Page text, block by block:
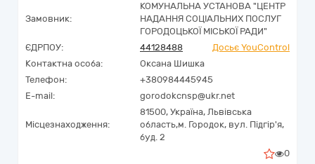
Замовник:
КОМУНАЛЬНА УСТАНОВА "ЦЕНТР
НАДАННЯ СОЦІАЛЬНИХ ПОСЛУГ
ГОРОДОЦЬКОЇ МІСЬКОЇ РАДИ"
ЄДРПОУ:
44128488
Досьє YouControl
Контактна особа:
Оксана Шишка
Телефон:
+380984445945
E-mail:
gorodokcnsp@ukr.net
Місцезнаходження:
81500, Україна, Львівська
область,м. Городок, вул. Підгір'я,
буд. 2
0